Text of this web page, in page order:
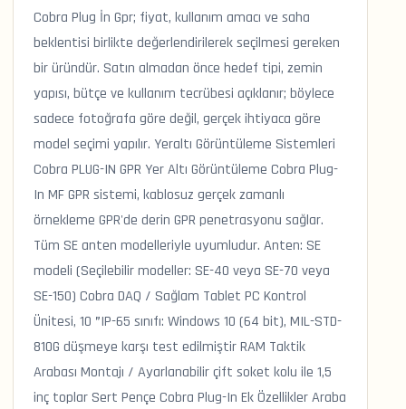
Cobra Plug İn Gpr; fiyat, kullanım amacı ve saha
beklentisi birlikte değerlendirilerek seçilmesi gereken
bir üründür. Satın almadan önce hedef tipi, zemin
yapısı, bütçe ve kullanım tecrübesi açıklanır; böylece
sadece fotoğrafa göre değil, gerçek ihtiyaca göre
model seçimi yapılır. Yeraltı Görüntüleme Sistemleri
Cobra PLUG-IN GPR Yer Altı Görüntüleme Cobra Plug-
In MF GPR sistemi, kablosuz gerçek zamanlı
örnekleme GPR'de derin GPR penetrasyonu sağlar.
Tüm SE anten modelleriyle uyumludur. Anten: SE
modeli (Seçilebilir modeller: SE-40 veya SE-70 veya
SE-150) Cobra DAQ / Sağlam Tablet PC Kontrol
Ünitesi, 10 ”IP-65 sınıfı: Windows 10 (64 bit), MIL-STD-
810G düşmeye karşı test edilmiştir RAM Taktik
Arabası Montajı / Ayarlanabilir çift soket kolu ile 1,5
inç toplar Sert Pençe Cobra Plug-In Ek Özellikler Araba